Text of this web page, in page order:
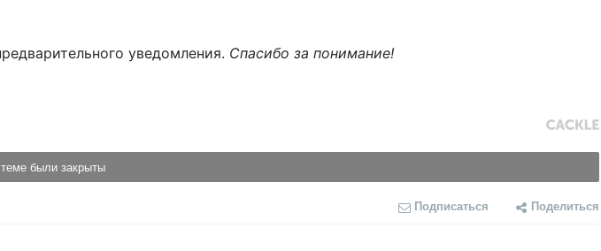
уведомления. Спасибо за понимание!
были закрыты
Подписаться Поделиться